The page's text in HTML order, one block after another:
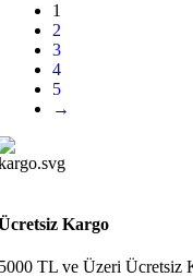
1
2
3
4
5
→
Kargo
TL ve Üzeri Ücretsiz